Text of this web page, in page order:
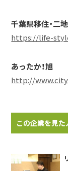
千葉県移住・二
https://life-
あったか！旭
http://
この企業を見